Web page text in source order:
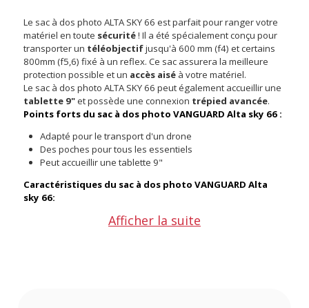
Le sac à dos photo ALTA SKY 66 est parfait pour ranger votre
matériel en toute sécurité! Il a été spécialement conçu pour
transporter un téléobjectifjusqu'à 600 mm (f4) et certains
800mm (f5,6) fixé à un reflex. Ce sac assurera la meilleure
protection possible et un accès aisé à votre matériel.
Le sac à dos photo ALTA SKY 66 peut également accueillir une
tablette 9"et possède une connexion trépied avancée.
Points forts du sac à dos photo VANGUARD Alta sky 66 :
Adapté pour le transport d'un drone
Des poches pour tous les essentiels
Peut accueillir une tablette 9"
Caractéristiques du sac à dos photo VANGUARD Alta
sky 66:
Afficher la suite